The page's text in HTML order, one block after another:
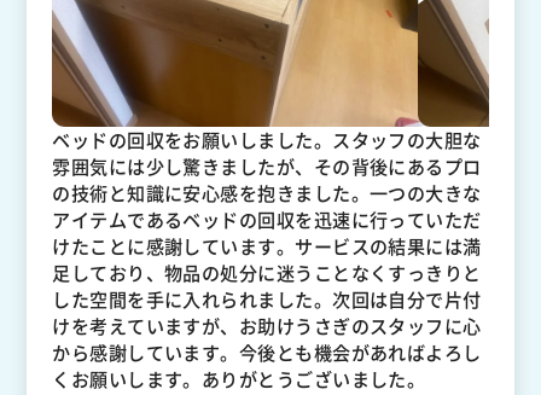
ベッドの回収をお願いしました。スタッフの大胆な
雰囲気には少し驚きましたが、その背後にあるプロ
の技術と知識に安心感を抱きました。一つの大きな
アイテムであるベッドの回収を迅速に行っていただ
けたことに感謝しています。サービスの結果には満
足しており、物品の処分に迷うことなくすっきりと
した空間を手に入れられました。次回は自分で片付
けを考えていますが、お助けうさぎのスタッフに心
から感謝しています。今後とも機会があればよろし
くお願いします。ありがとうございました。